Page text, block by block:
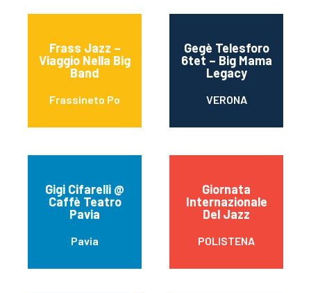
Frass Jazz –
Viaggio Nella Big
Band
Frassineto Po
Gegè Telesforo
6tet – Big Mama
Legacy
VERONA
Gigi Cifarelli @
Caffè Teatro
Pavia
Pavia
Giornata
Internazionale
Del Jazz
POLISTENA